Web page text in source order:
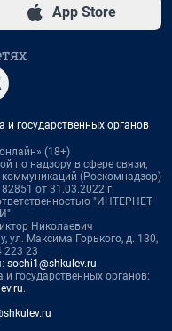
App Store
государственных органов
(18+)
по надзору в сфере связи,
(Роскомнадзор)
от 31.03.2022 г.
"ИНТЕРНЕТ
Николаевич
ул. Максима Горького, д. 130,
223 23
sochi1@shkulev.ru
государственных органов:
.